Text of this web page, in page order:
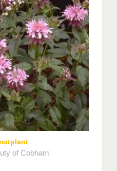
of Cobham'